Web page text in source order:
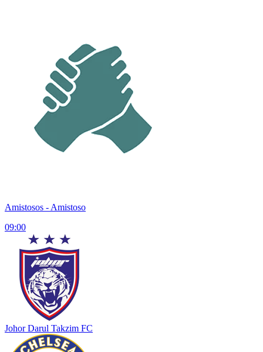
Amistosos - Amistoso
09:00
Johor Darul Takzim FC